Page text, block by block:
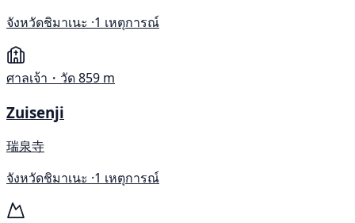
จังหวัดชิมาเนะ ·1 เหตุการณ์
ศาลเจ้า・วัด859 m
Zuisenji
瑞泉寺
จังหวัดชิมาเนะ ·1 เหตุการณ์